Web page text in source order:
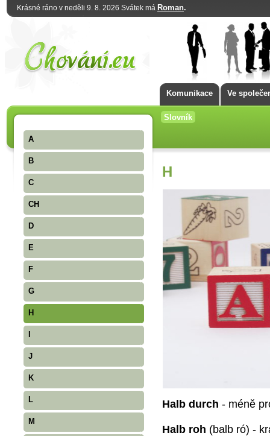
Krásné ráno v neděli 9. 8. 2026 Svátek má Roman.
Komunikace Ve
Slovník
A
B
C
CH
D
E
F
G
H
J
K
L
M
H
Halb durch - méně
Halb roh (balb ró) -